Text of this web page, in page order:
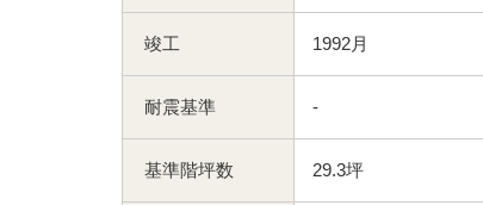
竣工 1992月
耐震基準 -
基準階坪数 29.3坪